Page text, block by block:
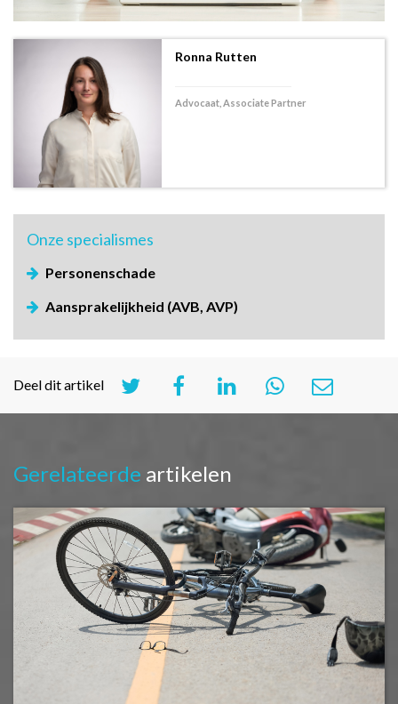
Ronna Rutten
Advocaat, Associate Partner
Onze specialismes
Personenschade
Aansprakelijkheid (AVB, AVP)
Deel dit artikel
Gerelateerde artikelen